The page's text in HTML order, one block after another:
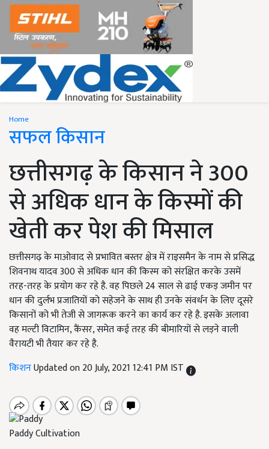
Home
सफल किसान
छत्तीसगढ़ के किसान ने 300
से अधिक धान के किस्मों की
खेती कर पेश की मिसाल
छत्तीसगढ़ के माओवाद से प्रभावित बस्तर क्षेत्र में राइसमैन के नाम से प्रसिद्ध
शिवनाथ यादव 300 से अधिक धान की किस्म को संरक्षित करके उसमें
तरह-तरह के प्रयोग कर रहे है. वह पिछले 24 साल से ढाई एकड़ जमीन पर
धान की दुर्लभ प्रजातियों को सहेजने के साथ ही उनके संवर्धन के लिए दूसरे
किसानों को भी तेजी से जागरूक करने का कार्य कर रहे है. इसके अलावा
वह मल्टी विटामिन, कैंसर, समेत कई तरह की बीमारियों से लड़ने वाली
वैरायटी भी तैयार कर रहे है.
किशनUpdated on 20 July, 2021 12:41 PM IST
Paddy Cultivation